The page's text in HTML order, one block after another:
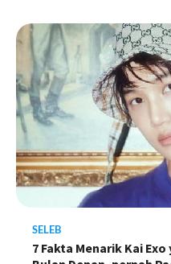
SELEB
7 Fakta Menarik Kai